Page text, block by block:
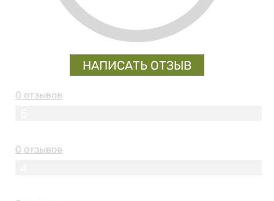
НАПИСАТЬ ОТЗЫВ
0 отзывов
0 отзывов